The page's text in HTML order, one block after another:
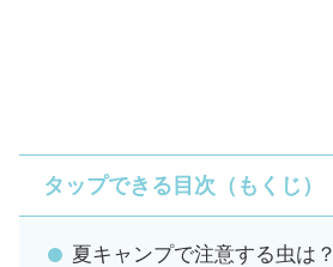
タップできる目次（もくじ）
夏キャンプで注意する虫は？